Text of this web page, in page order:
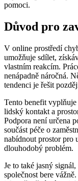
pomoci.
Důvod pro
V online prostředí
umožňuje sdílet,
vlastním reakcím.
nenápadně náročná.
tendenci je řešit
Tento benefit
lidský kontakt a
Podpora není určena
součást péče o
nabídnout prostor pro
dlouhodobý problém.
Je to také jasný
společnost bere